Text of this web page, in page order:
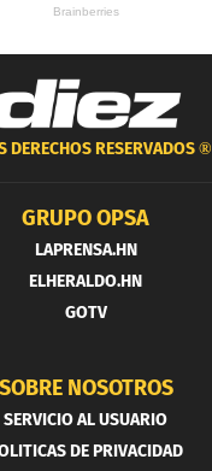
DERECHOS RESERVADOS ®
GRUPO OPSA
LAPRENSA.HN
ELHERALDO.HN
GOTV
SOBRE NOSOTROS
SERVICIO AL USUARIO
DE PRIVACIDAD